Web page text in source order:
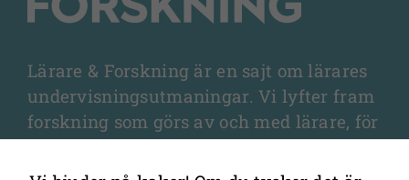
Lärare & Forskning är en sajt om lärares
undervisningsutmaningar. Vi lyfter fram
forskning som görs av och med lärare, för
lärare, och som fördjupar olika aspekter
av undervisningen och elevernas
webbplatsen.
Marknadsföring
Genom att dela
med dig av dina
intressen och ditt
beteende när du